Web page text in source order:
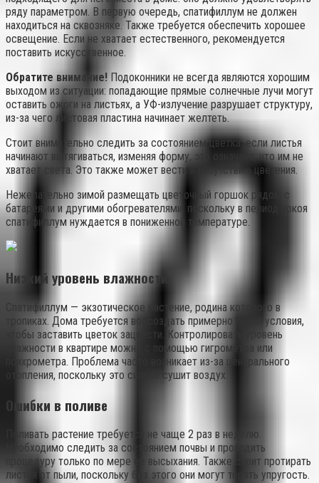
ряду параметром. В первую очередь, спатифиллум не должен
находиться на сквозняке. Также требуется обеспечить хорошее
освещение. Если не хватает естественного, рекомендуется
поставить искусственное.
Обратите внимание! Подоконники не всегда являются хорошим
выходом из ситуации: попадающие прямые солнечные лучи могут
оставить ожоги на листьях, а УФ-излучение разрушает структуру,
из-за чего листовая пластина начинает желтеть.
Стоит внимательно следить за состоянием цветка: если листья
начинают вытягиваться, изменяя форму, это означает, что им не
хватает света. Это также может вести к отсутствию цветения.
Нежелательно зимой размещать цветочный горшок рядом с
батареями и другими обогревателями, поскольку в период покоя
спатифиллум нуждается в пониженной температуре.
Низкий уровень влажности
Спатифиллум — экзотическое растение, родина которого в
тропиках. Дома требуется воссоздать примерно те же условия,
чтобы заставить цветок зацвести. Контролировать уровень
влажности в квартире можно с помощью гигрометра или
психрометра. Проблема часто возникает из-за центрального
отопления, поскольку это сильно сушит воздух.
Ошибки в поливе
Поливать растение требуется не чаще 2 раз в неделю.
Необходимо следить за состоянием почвы и проводить
процедуру только по мере ее высыхания. Также стоит протирать
листья от пыли, поскольку без этого они могут терять упругость.